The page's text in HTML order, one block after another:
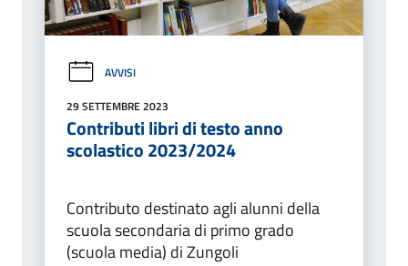
AVVISI
29 SETTEMBRE 2023
Contributi libri di testo anno
scolastico 2023/2024
Contributo destinato agli alunni della
scuola secondaria di primo grado
(scuola media) di Zungoli